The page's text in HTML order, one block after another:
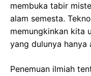
membuka tabir
alam semesta.
memungkinkan kita
yang dulunya hanya
Penemuan ilmiah